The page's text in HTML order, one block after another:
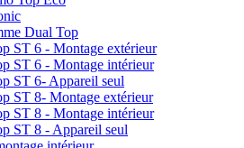
Dual Top
ST 6 - Montage extérieur
ST 6 - Montage intérieur
ST 6- Appareil seul
ST 8- Montage extérieur
ST 8 - Montage intérieur
ST 8 - Appareil seul